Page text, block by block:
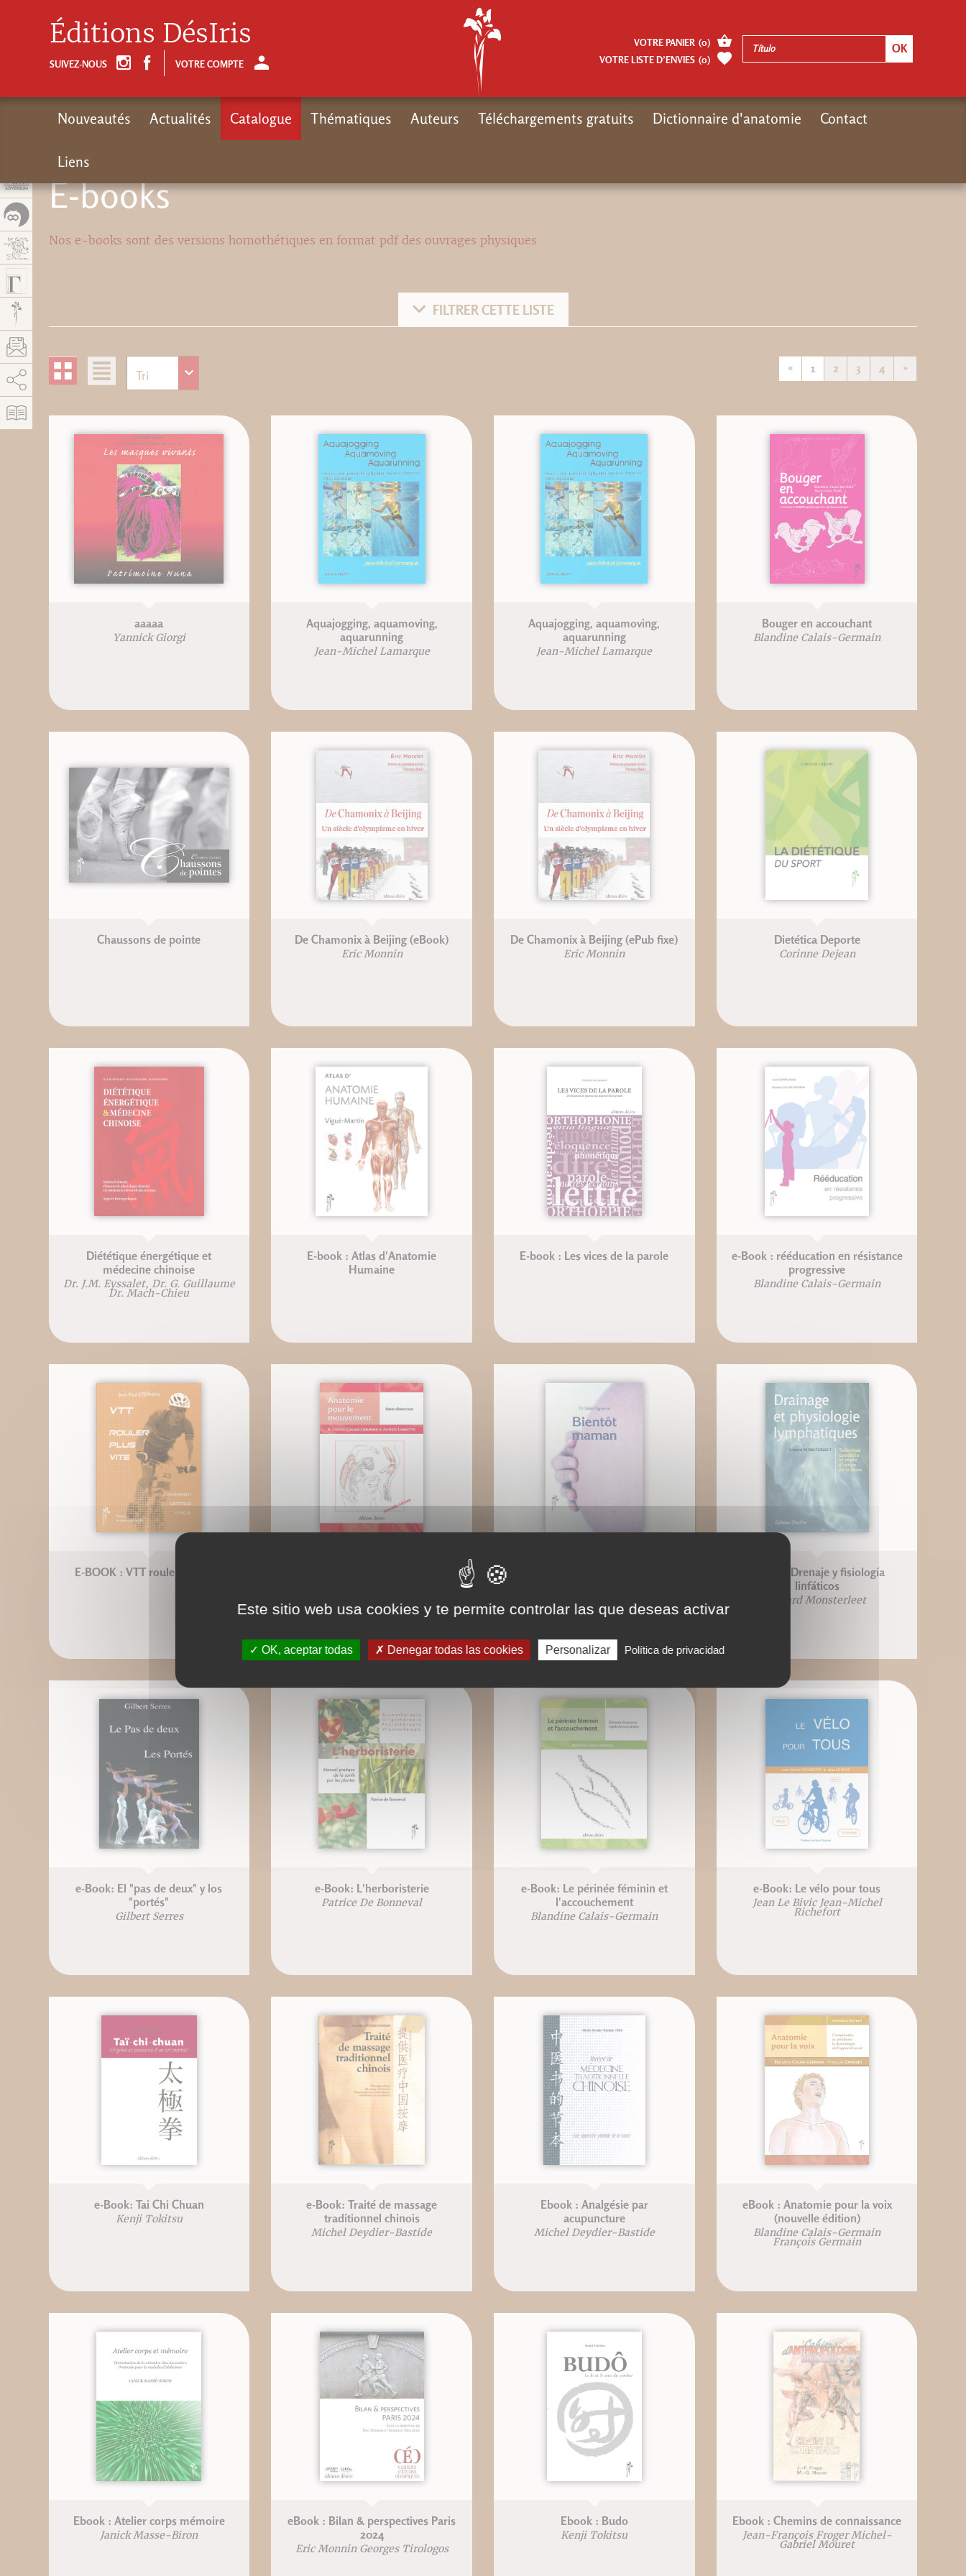
E-books
Nos e-books sont des versions homothétiques en format pdf des ouvrages physiques
FILTRER CETTE LISTE
« 1 2 3 4 »
aaaaa
Yannick Giorgi
Aquajogging, aquamoving,
aquarunning
Jean-Michel Lamarque
Aquajogging, aquamoving,
aquarunning
Jean-Michel Lamarque
Bouger en accouchant
Blandine Calais-Germain
Chaussons de pointe De Chamonix à Beijing (eBook)
Eric Monnin
De Chamonix à Beijing (ePub fixe)
Eric Monnin
Dietética Deporte
Corinne Dejean
Diététique énergétique et
médecine chinoise
Dr. J.M. Eyssalet, Dr. G. Guillaume
Dr. Mach-Chieu
E-book : Atlas d'Anatomie
Humaine
E-book : Les vices de la parole
e-Book : rééducation en résistance
progressive
Blandine Calais-Germain
E-BOOK : VTT rouler plus vite
Lamotte
e-Book: Drenaje y fisiología
linfáticos
Gérard Monsterleet
e-Book: El "pas de deux" y los
"portés"
Gilbert Serres
e-Book: L'herboristerie
Patrice De Bonneval
e-Book: Le périnée féminin et
l'accouchement
Blandine Calais-Germain
e-Book: Le vélo pour tous
Jean Le Bivic Jean-Michel
Richefort
e-Book: Tai Chi Chuan
Kenji Tokitsu
e-Book: Traité de massage
traditionnel chinois
Michel Deydier-Bastide
Ebook : Analgésie par
acupuncture
Michel Deydier-Bastide
eBook : Anatomie pour la voix
(nouvelle édition)
Blandine Calais-Germain
François Germain
Ebook : Atelier corps mémoire
Janick Masse-Biron
eBook : Bilan & perspectives Paris
2024
Eric Monnin Georges Tirologos
Ebook : Budo
Kenji Tokitsu
Ebook : Chemins de connaissance
Jean-François Froger Michel-
Gabriel Mouret
Éditions DésIris
SUIVEZ-NOUS VOTRE COMPTE
VOTRE PANIER (0)
VOTRE LISTE D’ENVIES (0)
Nouveautés Actualités Catalogue Thématiques Auteurs Téléchargements gratuits Dictionnaire d'anatomie Contact
Liens
AddThis está deshabilitado. Permitir
Este sitio web usa cookies y te permite controlar las que deseas activar
OK, aceptar todas Denegar todas las cookies Personalizar Política de privacidad